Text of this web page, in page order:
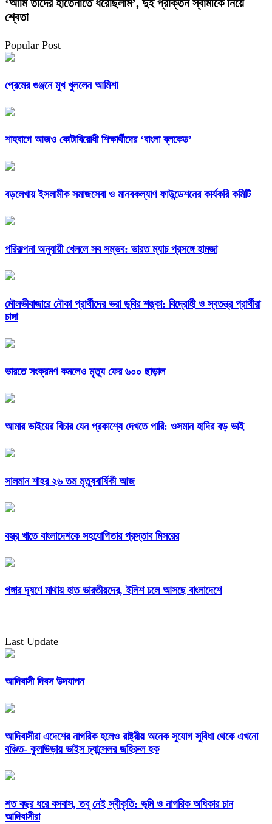
‘আমি তাদের হাতেনাতে ধরেছিলাম’, দুই প্রাক্তন স্বামীকে নিয়ে
শ্বেতা
Popular Post
প্রেমের গুঞ্জনে মুখ খুললেন আমিশা
শাহবাগে আজও কোটাবিরোধী শিক্ষার্থীদের ‘বাংলা ব্লকেড’
বড়লেখায় ইসলামীক সমাজসেবা ও মানবকল্যাণ ফাউন্ডেশনের কার্যকরি কমিটি
পরিকল্পনা অনুযায়ী খেললে সব সম্ভব: ভারত ম্যাচ প্রসঙ্গে হামজা
মৌলভীবাজারে নৌকা প্রার্থীদের ভরা ডুবির শঙ্কা: বিদ্রোহী ও স্বতন্ত্র প্রার্থীরা
চাঙ্গা
ভারতে সংক্রমণ কমলেও মৃত্যু ফের ৬০০ ছাড়াল
আমার ভাইয়ের বিচার যেন প্রকাশ্যে দেখতে পারি: ওসমান হাদির বড় ভাই
সালমান শাহর ২৬ তম মৃত্যুবার্ষিকী আজ
বস্ত্র খাতে বাংলাদেশকে সহযোগিতার প্রস্তাব মিসরের
গঙ্গার দূষণে মাথায় হাত ভারতীয়দের, ইলিশ চলে আসছে বাংলাদেশে
Last Update
আদিবাসী দিবস উদযাপন
আদিবাসীরা এদেশের নাগরিক হলেও রাষ্ট্রীয় অনেক সুযোগ সুবিধা থেকে এখনো
বঞ্চিত- কুলাউড়ায় ভাইস চ্যান্সেলর জহিরুল হক
শত বছর ধরে বসবাস, তবু নেই স্বীকৃতি: ভূমি ও নাগরিক অধিকার চান
আদিবাসীরা